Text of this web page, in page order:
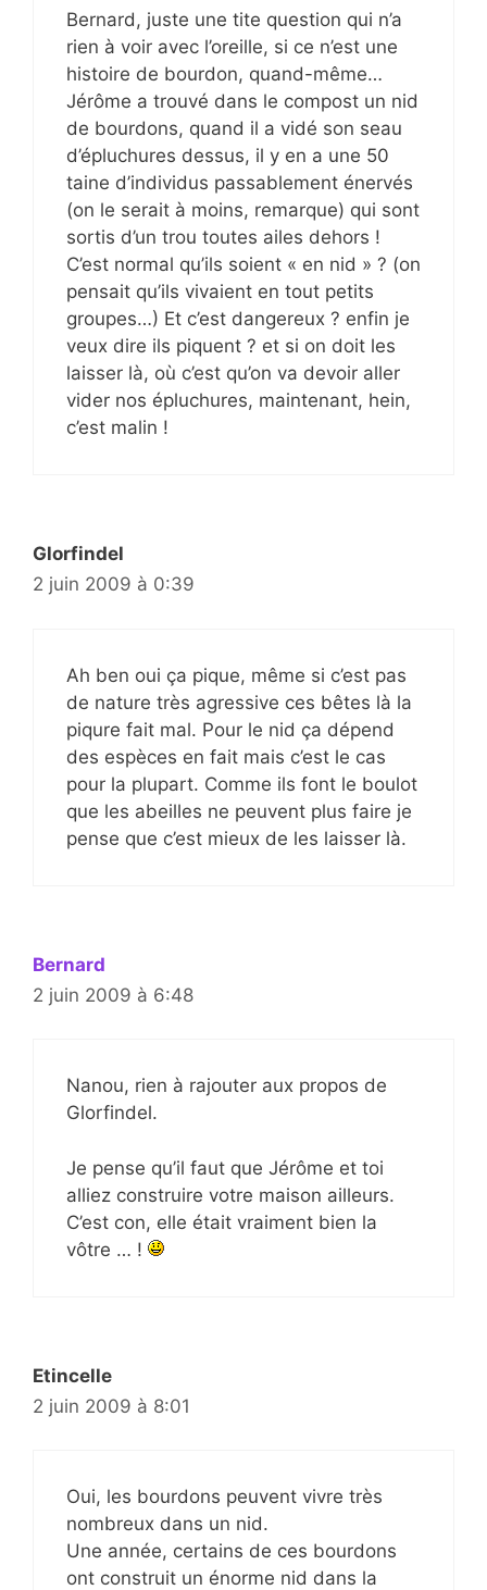
Bernard, juste une tite question qui n’a
rien à voir avec l’oreille, si ce n’est une
histoire de bourdon, quand-même…
Jérôme a trouvé dans le compost un nid
de bourdons, quand il a vidé son seau
d’épluchures dessus, il y en a une 50
taine d’individus passablement énervés
(on le serait à moins, remarque) qui sont
sortis d’un trou toutes ailes dehors !
C’est normal qu’ils soient « en nid » ? (on
pensait qu’ils vivaient en tout petits
groupes…) Et c’est dangereux ? enfin je
veux dire ils piquent ? et si on doit les
laisser là, où c’est qu’on va devoir aller
vider nos épluchures, maintenant, hein,
c’est malin !
Glorfindel
2 juin 2009 à 0:39
Ah ben oui ça pique, même si c’est pas
de nature très agressive ces bêtes là la
piqure fait mal. Pour le nid ça dépend
des espèces en fait mais c’est le cas
pour la plupart. Comme ils font le boulot
que les abeilles ne peuvent plus faire je
pense que c’est mieux de les laisser là.
Bernard
2 juin 2009 à 6:48
Nanou, rien à rajouter aux propos de
Glorfindel.
Je pense qu’il faut que Jérôme et toi
alliez construire votre maison ailleurs.
C’est con, elle était vraiment bien la
vôtre … !
Etincelle
2 juin 2009 à 8:01
Oui, les bourdons peuvent vivre très
nombreux dans un nid.
Une année, certains de ces bourdons
ont construit un énorme nid dans la